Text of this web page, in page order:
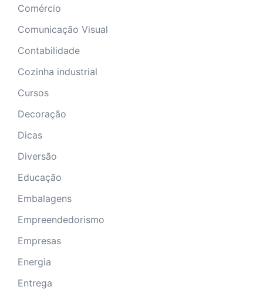
Comércio
Comunicação Visual
Contabilidade
Cozinha industrial
Cursos
Decoração
Dicas
Diversão
Educação
Embalagens
Empreendedorismo
Empresas
Energia
Entrega